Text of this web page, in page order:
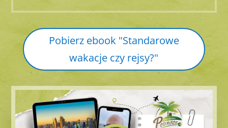
Pobierz ebook "Standarowe
wakacje czy rejsy?"